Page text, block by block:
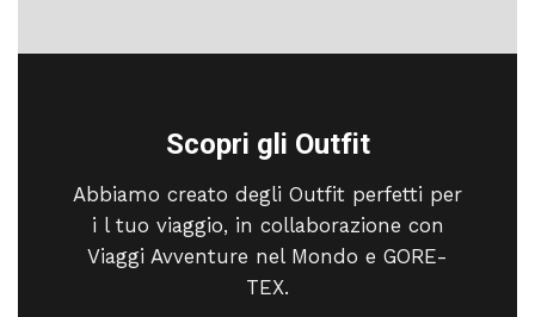
Scopri gli Outfit
Abbiamo creato degli Outfit perfetti per
i l tuo viaggio, in collaborazione con
Viaggi Avventure nel Mondo e GORE-
TEX.